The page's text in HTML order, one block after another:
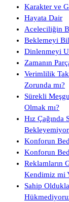
Karakter ve
Hayata Dair
Aceleciliğin
Beklemeyi
Dinlenmeyi
Zamanın
Verimlilik
Zorunda mı?
Sürekli
Olmak mı?
Hız Çağında
Konforun
Konforun
Reklamların
Kendimiz mi
Sahip